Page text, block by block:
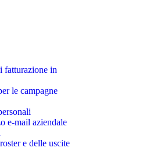
fatturazione in
le campagne
e-mail aziendale
e delle uscite